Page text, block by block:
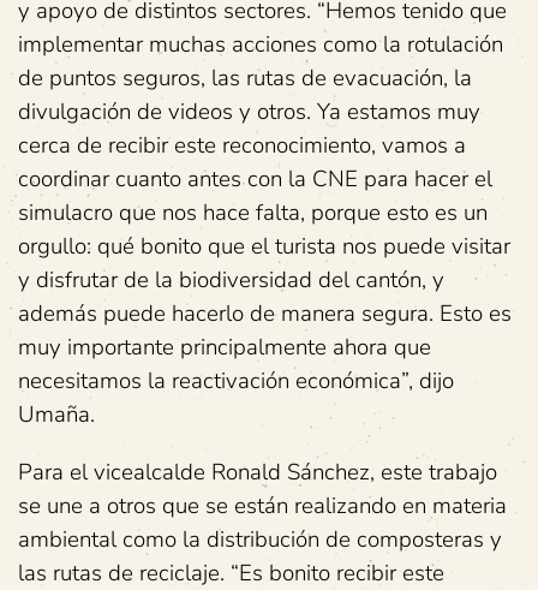
y apoyo de distintos sectores. “Hemos tenido que
implementar muchas acciones como la rotulación
de puntos seguros, las rutas de evacuación, la
divulgación de videos y otros. Ya estamos muy
cerca de recibir este reconocimiento, vamos a
coordinar cuanto antes con la CNE para hacer el
simulacro que nos hace falta, porque esto es un
orgullo: qué bonito que el turista nos puede visitar
y disfrutar de la biodiversidad del cantón, y
además puede hacerlo de manera segura. Esto es
muy importante principalmente ahora que
necesitamos la reactivación económica”, dijo
Umaña.
Para el vicealcalde Ronald Sánchez, este trabajo
se une a otros que se están realizando en materia
ambiental como la distribución de composteras y
las rutas de reciclaje. “Es bonito recibir este